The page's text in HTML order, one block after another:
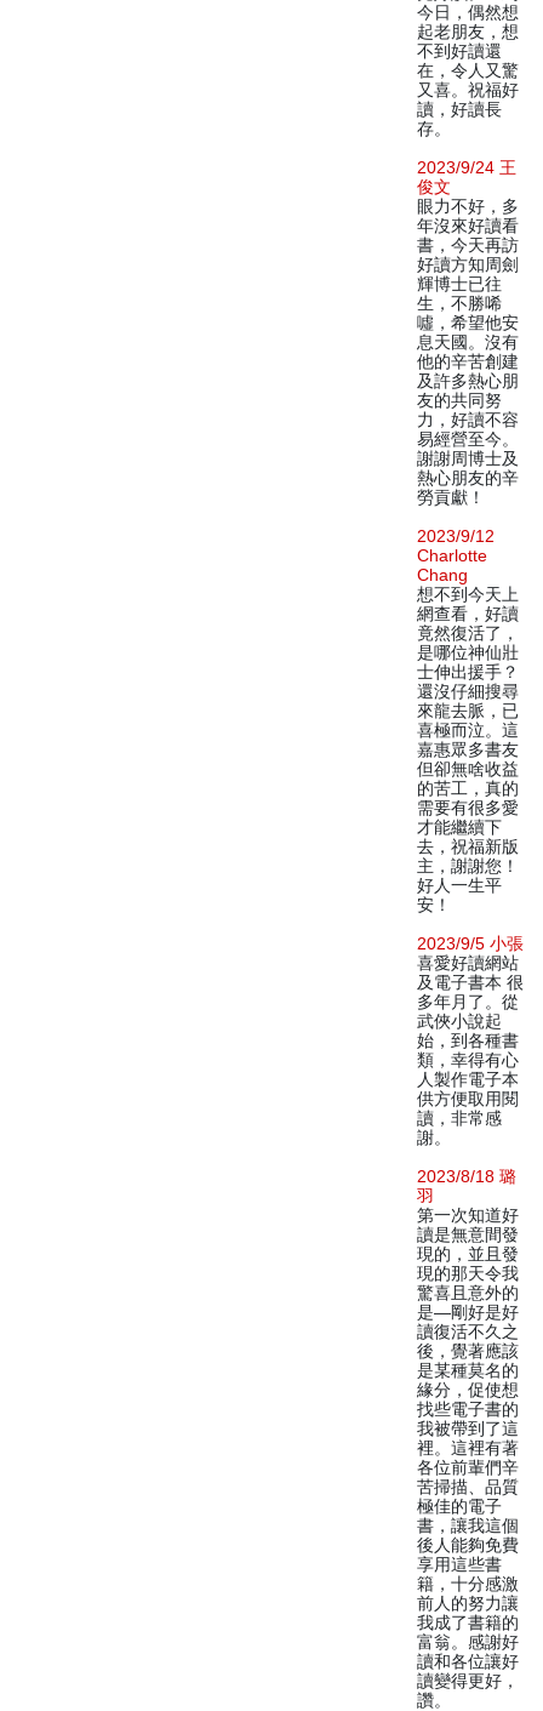
今日，偶然想
起老朋友，想
不到好讀還
在，令人又驚
又喜。祝福好
讀，好讀長
存。
2023/9/24 王
俊文
眼力不好，多
年沒來好讀看
書，今天再訪
好讀方知周劍
輝博士已往
生，不勝唏
噓，希望他安
息天國。沒有
他的辛苦創建
及許多熱心朋
友的共同努
力，好讀不容
易經營至今。
謝謝周博士及
熱心朋友的辛
勞貢獻！
2023/9/12
Charlotte
Chang
想不到今天上
網查看，好讀
竟然復活了，
是哪位神仙壯
士伸出援手？
還沒仔細搜尋
來龍去脈，已
喜極而泣。這
嘉惠眾多書友
但卻無啥收益
的苦工，真的
需要有很多愛
才能繼續下
去，祝福新版
主，謝謝您！
好人一生平
安！
2023/9/5 小張
喜愛好讀網站
及電子書本 很
多年月了。從
武俠小說起
始，到各種書
類，幸得有心
人製作電子本
供方便取用閱
讀，非常感
謝。
2023/8/18 璐
羽
第一次知道好
讀是無意間發
現的，並且發
現的那天令我
驚喜且意外的
是—剛好是好
讀復活不久之
後，覺著應該
是某種莫名的
緣分，促使想
找些電子書的
我被帶到了這
裡。這裡有著
各位前輩們辛
苦掃描、品質
極佳的電子
書，讓我這個
後人能夠免費
享用這些書
籍，十分感激
前人的努力讓
我成了書籍的
富翁。感謝好
讀和各位讓好
讀變得更好，
讚。